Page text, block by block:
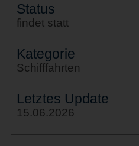
Status
findet statt
Kategorie
Schifffahrten
Letztes Update
15.06.2026